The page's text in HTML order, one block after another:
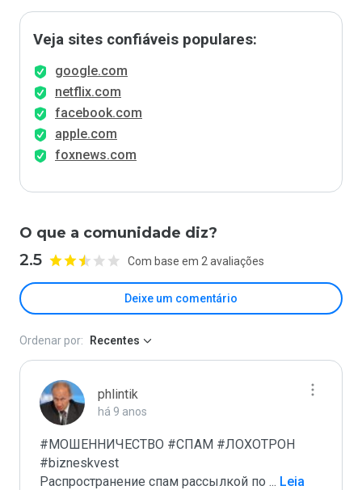
Veja sites confiáveis populares:
google.com
netflix.com
facebook.com
apple.com
foxnews.com
O que a comunidade diz?
2.5 Com base em 2 avaliações
Deixe um comentário
Ordenar por: Recentes
phlintik
há 9 anos
#МОШЕННИЧЕСТВО #СПАМ #ЛОХОТРОН
#bizneskvest
Распространение спам рассылкой по ... Leia